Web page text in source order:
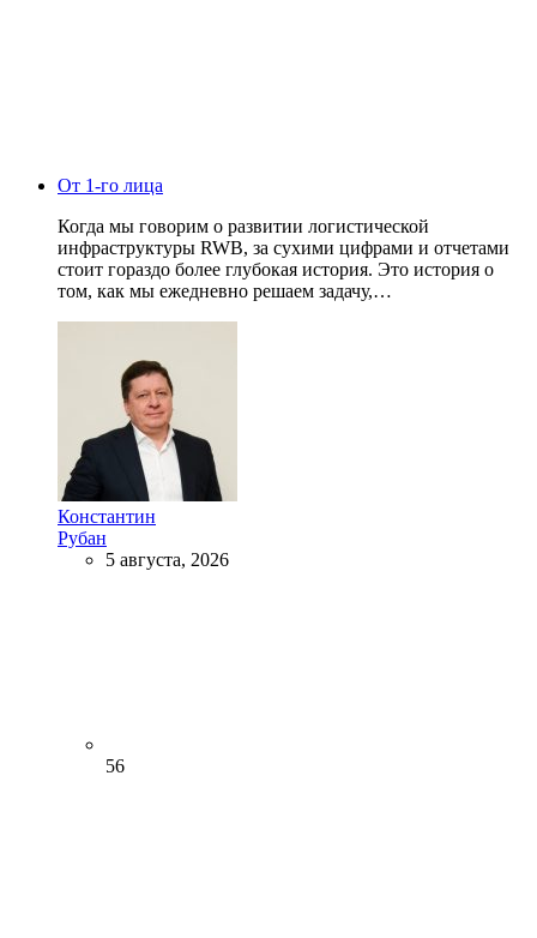
От 1-го лица
Когда мы говорим о развитии логистической
инфраструктуры RWB, за сухими цифрами и отчетами
стоит гораздо более глубокая история. Это история о
том, как мы ежедневно решаем задачу,…
Константин
Рубан
5 августа, 2026
56